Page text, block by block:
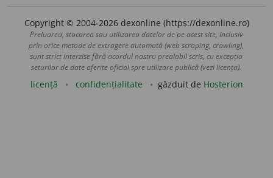
Copyright © 2004-2026 dexonline (https://dexonline.ro)
Preluarea, stocarea sau utilizarea datelor de pe acest site, inclusiv
prin orice metode de extragere automată (web scraping, crawling),
sunt strict interzise fără acordul nostru prealabil scris, cu excepția
seturilor de date oferite oficial spre utilizare publică (vezi licența).
licență confidențialitate găzduit de Hosterion